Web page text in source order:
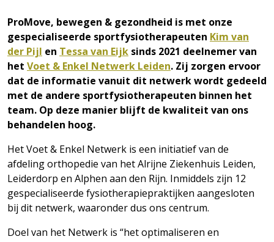
ProMove, bewegen & gezondheid is met onze
gespecialiseerde sportfysiotherapeuten Kim van
der Pijl en Tessa van Eijk sinds 2021 deelnemer van
het Voet & Enkel Netwerk Leiden. Zij zorgen ervoor
dat de informatie vanuit dit netwerk wordt gedeeld
met de andere sportfysiotherapeuten binnen het
team. Op deze manier blijft de kwaliteit van ons
behandelen hoog.
Het Voet & Enkel Netwerk is een initiatief van de
afdeling orthopedie van het Alrijne Ziekenhuis Leiden,
Leiderdorp en Alphen aan den Rijn. Inmiddels zijn 12
gespecialiseerde fysiotherapiepraktijken aangesloten
bij dit netwerk, waaronder dus ons centrum.
Doel van het Netwerk is “het optimaliseren en